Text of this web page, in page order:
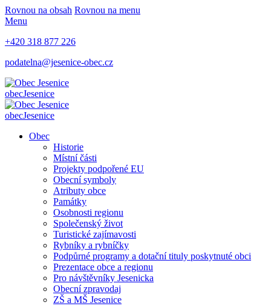
Rovnou na obsah Rovnou na menu
Menu
+420 318 877 226
podatelna@jesenice-obec.cz
obecJesenice
obecJesenice
Obec
Historie
Místní části
Projekty podpořené EU
Obecní symboly
Atributy obce
Památky
Osobnosti regionu
Společenský život
Turistické zajímavosti
Rybníky a rybníčky
Podpůrné programy a dotační tituly poskytnuté obci
Prezentace obce a regionu
Pro návštěvníky Jesenicka
Obecní zpravodaj
ZŠ a MŠ Jesenice